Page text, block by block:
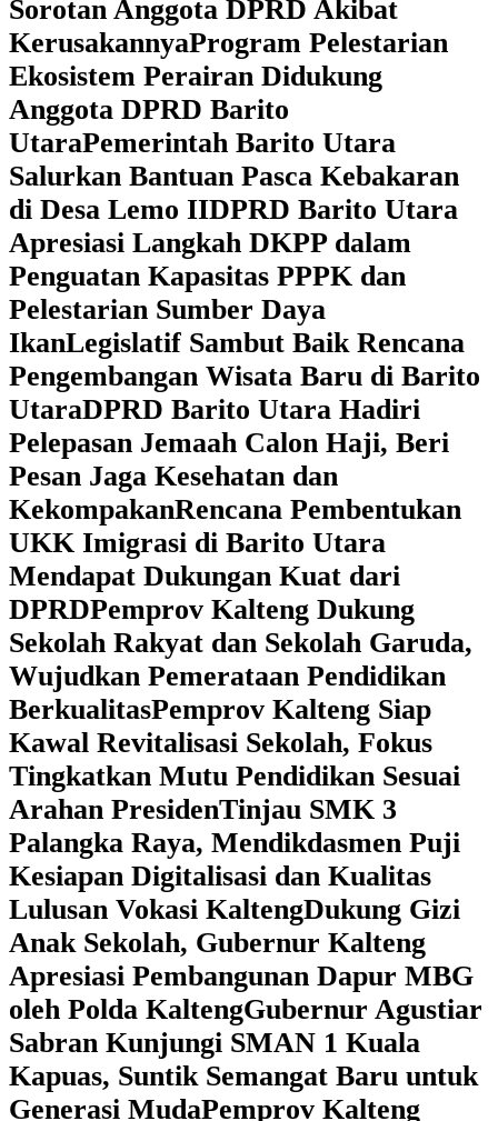
Sorotan Anggota DPRD Akibat
KerusakannyaProgram Pelestarian
Ekosistem Perairan Didukung
Anggota DPRD Barito
UtaraPemerintah Barito Utara
Salurkan Bantuan Pasca Kebakaran
di Desa Lemo IIDPRD Barito Utara
Apresiasi Langkah DKPP dalam
Penguatan Kapasitas PPPK dan
Pelestarian Sumber Daya
IkanLegislatif Sambut Baik Rencana
Pengembangan Wisata Baru di Barito
UtaraDPRD Barito Utara Hadiri
Pelepasan Jemaah Calon Haji, Beri
Pesan Jaga Kesehatan dan
KekompakanRencana Pembentukan
UKK Imigrasi di Barito Utara
Mendapat Dukungan Kuat dari
DPRD‎Pemprov Kalteng Dukung
Sekolah Rakyat dan Sekolah Garuda,
Wujudkan Pemerataan Pendidikan
Berkualitas‎Pemprov Kalteng Siap
Kawal Revitalisasi Sekolah, Fokus
Tingkatkan Mutu Pendidikan Sesuai
Arahan Presiden‎Tinjau SMK 3
Palangka Raya, Mendikdasmen Puji
Kesiapan Digitalisasi dan Kualitas
Lulusan Vokasi Kalteng‎Dukung Gizi
Anak Sekolah, Gubernur Kalteng
Apresiasi Pembangunan Dapur MBG
oleh Polda Kalteng‎Gubernur Agustiar
Sabran Kunjungi SMAN 1 Kuala
Kapuas, Suntik Semangat Baru untuk
Generasi Muda‎Pemprov Kalteng